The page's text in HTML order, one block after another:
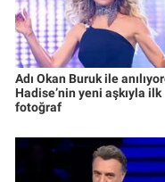
Adı Okan Buruk ile
Hadise’nin yeni aşkıyla ilk
fotoğraf